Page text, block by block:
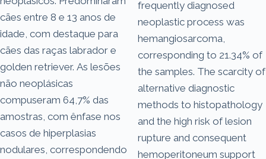
cães entre 8 e 13 anos de
idade, com destaque para
cães das raças labrador e
golden retriever. As lesões
não neoplásicas
compuseram 64,7% das
amostras, com ênfase nos
casos de hiperplasias
nodulares, correspondendo
frequently diagnosed
neoplastic process was
hemangiosarcoma,
corresponding to 21.34% of
the samples. The scarcity of
alternative diagnostic
methods to histopathology
and the high risk of lesion
rupture and consequent
hemoperitoneum support